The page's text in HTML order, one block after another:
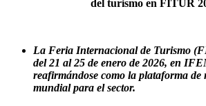
del turismo en FITUR
La Feria Internacional de Turismo
del 21 al 25 de enero de 2026, en
reafirmándose como la plataforma de
mundial para el sector.